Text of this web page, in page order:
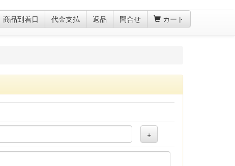
商品到着日 代金支払 返品 問合せ カート
+